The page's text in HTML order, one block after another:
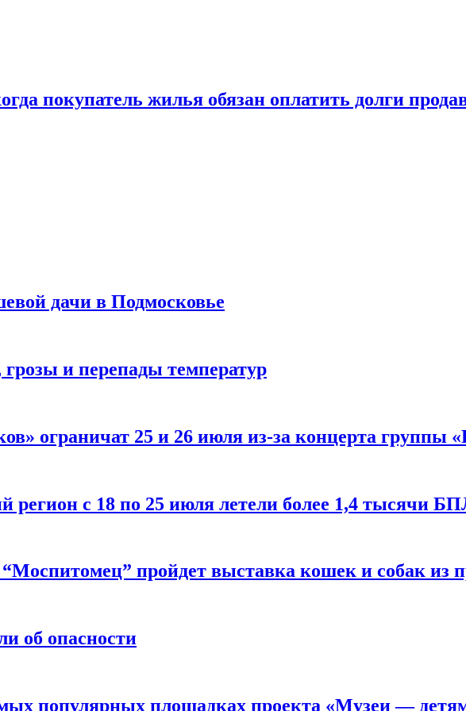
покупатель жилья обязан оплатить долги
дачи в Подмосковье
и перепады температур
ограничат 25 и 26 июля из-за концерта группы
регион с 18 по 25 июля летели более 1,4 тысячи
пройдет выставка кошек и собак из
об опасности
популярных площадках проекта «Музеи —